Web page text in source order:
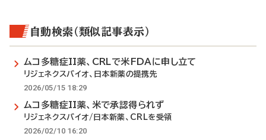
自動検索（類似記事表示）
ムコ多糖症II薬、CRLで米FDAに申し立て
リジェネクスバイオ、日本新薬の提携先
2026/05/15 18:29
ムコ多糖症II薬、米で承認得られず
リジェネクスバイオ/日本新薬、CRLを受領
2026/02/10 16:20